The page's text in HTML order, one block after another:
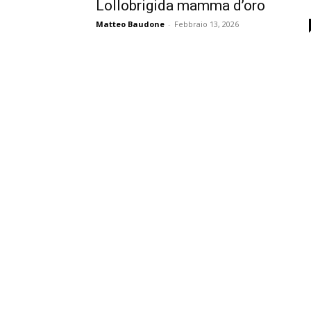
Lollobrigida mamma d’oro
Matteo Baudone - Febbraio 13, 2026